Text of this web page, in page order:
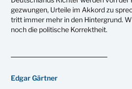
gezwungen, Urteile im Akkord zu
tritt immer mehr in den Hintergrund.
noch die politische Korrektheit.
Edgar Gärtner